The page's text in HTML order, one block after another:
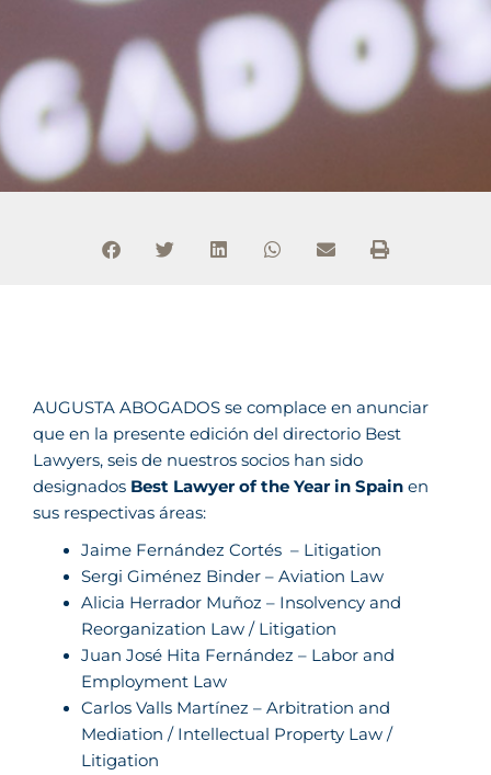
AUGUSTA ABOGADOS se complace en anunciar
que en la presente edición del directorio Best
Lawyers, seis de nuestros socios han sido
designados  Best Lawyer of the Year in Spain  en
sus respectivas áreas:
Jaime Fernández Cortés– Litigation
Sergi Giménez Binder– Aviation Law
Alicia Herrador Muñoz – Insolvency and
Reorganization Law / Litigation
Juan José Hita Fernández – Labor and
Employment Law
Carlos Valls Martínez – Arbitration and
Mediation / Intellectual Property Law /
Litigation